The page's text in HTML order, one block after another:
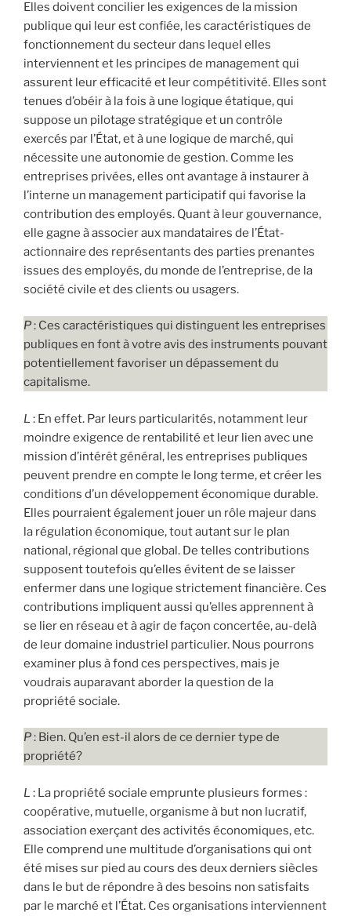
Elles doivent concilier les exigences de la mission
publique qui leur est confiée, les caractéristiques de
fonctionnement du secteur dans lequel elles
interviennent et les principes de management qui
assurent leur efficacité et leur compétitivité. Elles sont
tenues d’obéir à la fois à une logique étatique, qui
suppose un pilotage stratégique et un contrôle
exercés par l’État, et à une logique de marché, qui
nécessite une autonomie de gestion. Comme les
entreprises privées, elles ont avantage à instaurer à
l’interne un management participatif qui favorise la
contribution des employés. Quant à leur gouvernance,
elle gagne à associer aux mandataires de l’État-
actionnaire des représentants des parties prenantes
issues des employés, du monde de l’entreprise, de la
société civile et des clients ou usagers.
P: Ces caractéristiques qui distinguent les entreprises
publiques en font à votre avis des instruments pouvant
potentiellement favoriser un dépassement du
capitalisme.
L : En effet. Par leurs particularités, notamment leur
moindre exigence de rentabilité et leur lien avec une
mission d’intérêt général, les entreprises publiques
peuvent prendre en compte le long terme, et créer les
conditions d’un développement économique durable.
Elles pourraient également jouer un rôle majeur dans
la régulation économique, tout autant sur le plan
national, régional que global. De telles contributions
supposent toutefois qu’elles évitent de se laisser
enfermer dans une logique strictement financière. Ces
contributions impliquent aussi qu’elles apprennent à
se lier en réseau et à agir de façon concertée, au-delà
de leur domaine industriel particulier. Nous pourrons
examiner plus à fond ces perspectives, mais je
voudrais auparavant aborder la question de la
propriété sociale.
P: Bien. Qu’en est-il alors de ce dernier type de
propriété?
L : La propriété sociale emprunte plusieurs formes :
coopérative, mutuelle, organisme à but non lucratif,
association exerçant des activités économiques, etc.
Elle comprend une multitude d’organisations qui ont
été mises sur pied au cours des deux derniers siècles
dans le but de répondre à des besoins non satisfaits
par le marché et l’État. Ces organisations interviennent